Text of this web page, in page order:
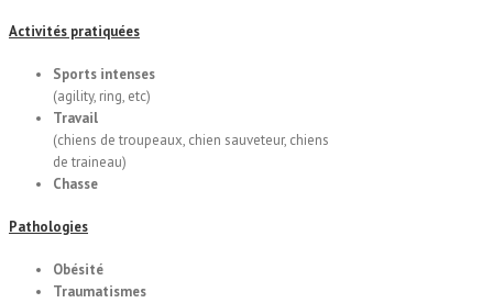
Activités pratiquées
Sports intenses
(agility, ring, etc)
Travail
(chiens de troupeaux, chien sauveteur, chiens
de traineau)
Chasse
Pathologies
Obésité
Traumatismes